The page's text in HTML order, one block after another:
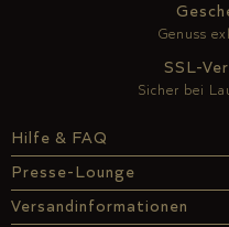
Hilfe & FAQ
Presse-Lounge
Versandinformationen
Genuss
SSL-
Sicher bei